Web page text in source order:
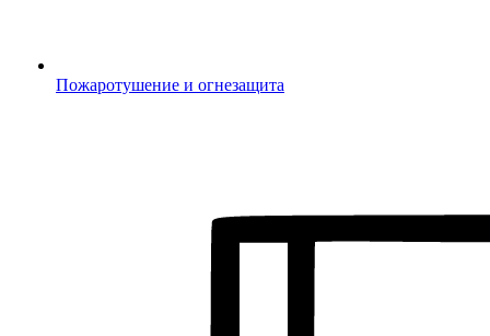
Пожаротушение и огнезащита